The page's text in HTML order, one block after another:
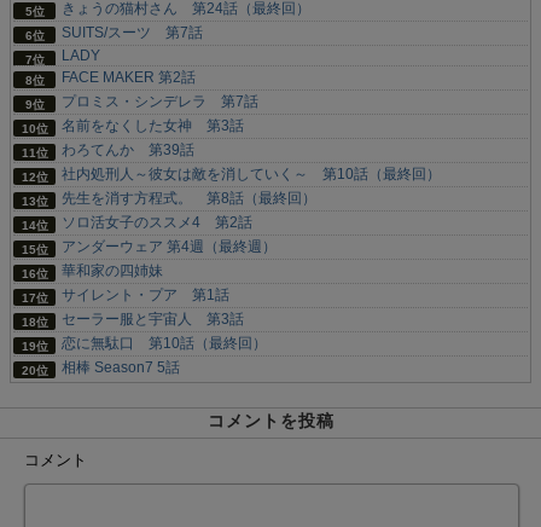
きょうの猫村さん 第24話（最終回）
SUITS/スーツ 第7話
LADY
FACE MAKER 第2話
プロミス・シンデレラ 第7話
名前をなくした女神 第3話
わろてんか 第39話
社内処刑人～彼女は敵を消していく～ 第10話（最終回）
先生を消す方程式。 第8話（最終回）
ソロ活女子のススメ4 第2話
アンダーウェア 第4週（最終週）
華和家の四姉妹
サイレント・プア 第1話
セーラー服と宇宙人 第3話
恋に無駄口 第10話（最終回）
相棒 Season7 5話
コメントを投稿
コメント